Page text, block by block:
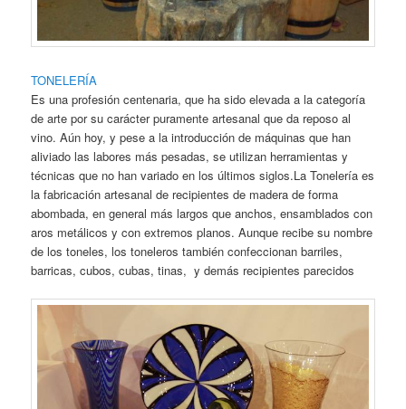
TONELERÍA
Es una profesión centenaria, que ha sido elevada a la categoría
de arte por su carácter puramente artesanal que da reposo al
vino. Aún hoy, y pese a la introducción de máquinas que han
aliviado las labores más pesadas, se utilizan herramientas y
técnicas que no han variado en los últimos siglos.La Tonelería es
la fabricación artesanal de recipientes de madera de forma
abombada, en general más largos que anchos, ensamblados con
aros metálicos y con extremos planos. Aunque recibe su nombre
de los toneles, los toneleros también confeccionan barriles,
barricas, cubos, cubas, tinas, y demás recipientes parecidos